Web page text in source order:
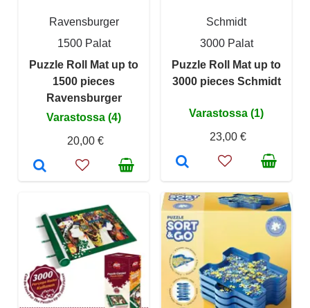
Ravensburger
1500 Palat
Puzzle Roll Mat up to
1500 pieces
Ravensburger
Varastossa (4)
20,00 €
Schmidt
3000 Palat
Puzzle Roll Mat up to
3000 pieces Schmidt
Varastossa (1)
23,00 €